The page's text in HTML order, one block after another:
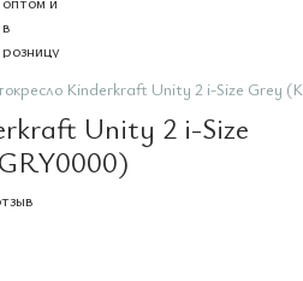
Kinderkraft Unity 2 i-Size Grey
Unity 2 i-Size